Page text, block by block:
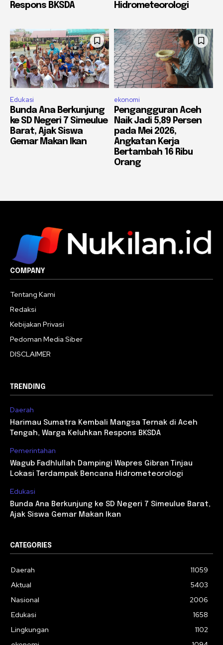
Respons BKSDA
Hidrometeorologi
Edukasi
Bunda Ana Berkunjung
ke SD Negeri 7 Simeulue
Barat, Ajak Siswa
Gemar Makan Ikan
ekonomi
Pengangguran Aceh
Naik Jadi 5,89 Persen
pada Mei 2026,
Angkatan Kerja
Bertambah 16 Ribu
Orang
COMPANY
Tentang Kami
Redaksi
Kebijakan Privasi
Pedoman Media Siber
DISCLAIMER
TRENDING
Daerah
Harimau Sumatra Kembali Mangsa Ternak di Aceh
Tengah, Warga Keluhkan Respons BKSDA
Pemerintahan
Wagub Fadhlullah Dampingi Wapres Gibran Tinjau
Lokasi Terdampak Bencana Hidrometeorologi
Edukasi
Bunda Ana Berkunjung ke SD Negeri 7 Simeulue Barat,
Ajak Siswa Gemar Makan Ikan
CATEGORIES
Daerah
11059
Aktual
5403
Nasional
2006
Edukasi
1658
Lingkungan
1102